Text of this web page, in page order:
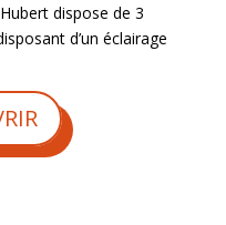
dispose de 3
d’un éclairage